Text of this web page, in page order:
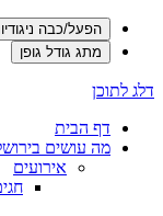
הפעל/כבה
מתג גודל גופן
דלג לתוכן
דף הבית
מה עושים
אירועים